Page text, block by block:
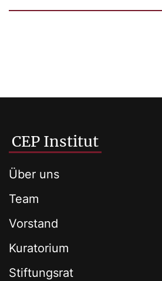
CEP Institut
Über uns
Team
Vorstand
Kuratorium
Stiftungsrat